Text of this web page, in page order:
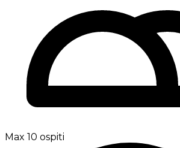
Max 10 ospiti